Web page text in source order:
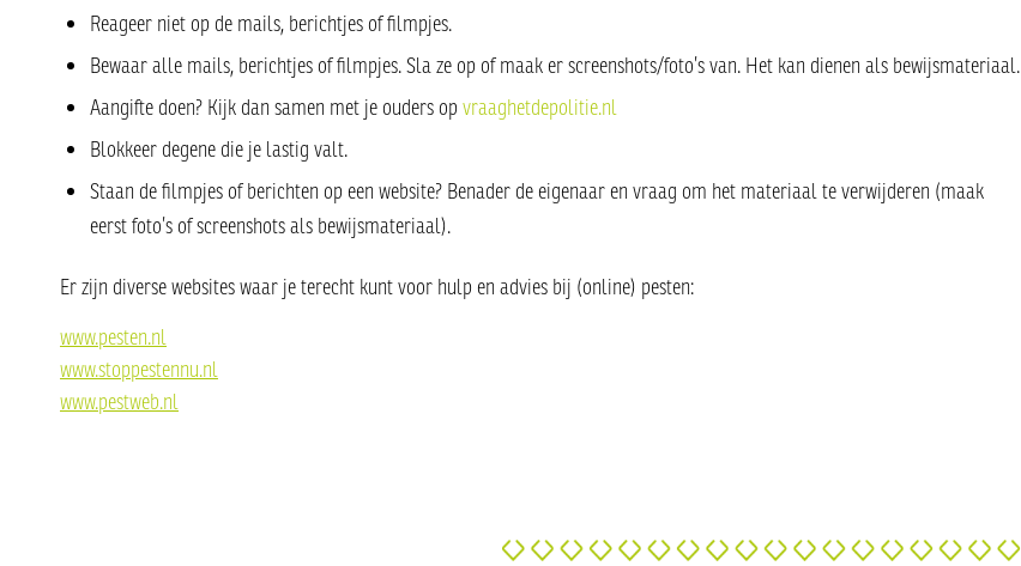
Reageer niet op de mails, berichtjes of filmpjes.
Bewaar alle mails, berichtjes of filmpjes. Sla ze op of maak er screenshots/foto’s van. Het kan dienen als bewijsmateriaal.
Aangifte doen? Kijk dan samen met je ouders op vraaghetdepolitie.nl
Blokkeer degene die je lastig valt.
Staan de filmpjes of berichten op een website? Benader de eigenaar en vraag om het materiaal te verwijderen (maak
eerst foto’s of screenshots als bewijsmateriaal).
Er zijn diverse websites waar je terecht kunt voor hulp en advies bij (online) pesten:
www.pesten.nl
www.stoppestennu.nl
www.pestweb.nl